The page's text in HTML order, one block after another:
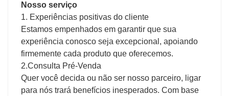
Nosso serviço
1. Experiências positivas do cliente
Estamos empenhados em garantir que sua
experiência conosco seja excepcional, apoiando
firmemente cada produto que oferecemos.
2.Consulta Pré-Venda
Quer você decida ou não ser nosso parceiro, ligar
para nós trará benefícios inesperados. Com base